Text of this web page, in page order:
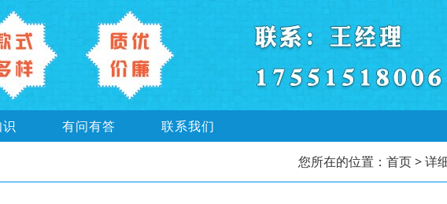
有问有答 联系我们
您所在的位置： 首页> 详